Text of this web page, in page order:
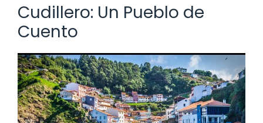
Cudillero: Un Pueblo de
Cuento